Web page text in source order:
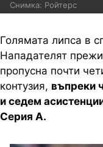
Снимка: Ройтерс
Голямата липса в
Нападателят
пропусна почти
контузия, въпреки
и седем
Серия А.